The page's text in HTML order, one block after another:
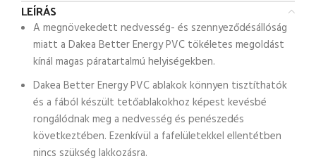
LEÍRÁS
A megnövekedett nedvesség- és szennyeződésállóság
miatt a Dakea Better Energy PVC tökéletes megoldást
kínál magas páratartalmú helyiségekben.
Dakea Better Energy PVC ablakok könnyen tisztíthatók
és a fából készült tetőablakokhoz képest kevésbé
rongálódnak meg a nedvesség és penészedés
következtében. Ezenkívül a fafelületekkel ellentétben
nincs szükség lakkozásra.